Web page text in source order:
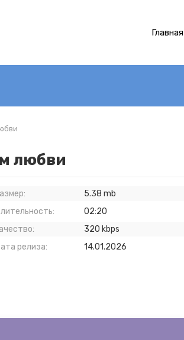
Главная
любви
5.38 mb
02:20
320 kbps
релиза:
14.01.2026